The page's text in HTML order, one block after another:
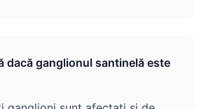
dacă ganglionul santinelă este